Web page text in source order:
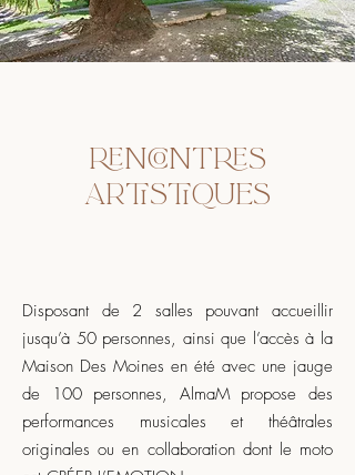
RENCONTRES
ARTISTIQUES
Disposant de 2 salles pouvant accueillir
jusqu’à 50 personnes, ainsi que l’accès à la
Maison Des Moines en été avec une jauge
de 100 personnes, AlmaM propose des
performances musicales et théâtrales
originales ou en collaboration dont le moto